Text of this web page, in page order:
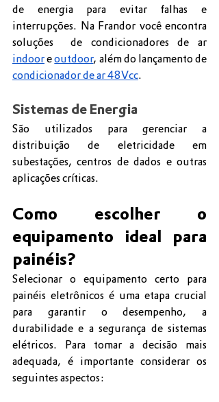
de energia para evitar falhas e
interrupções. Na Frandor você encontra
indoor e outdoor
condicionador de ar 48Vcc.
Sistemas de Energia
São utilizados para gerenciar a
distribuição de eletricidade em
subestações, centros de dados e outras
aplicações críticas.
Como escolher o
equipamento ideal para
painéis?
Selecionar o equipamento certo para
painéis eletrônicos é uma etapa crucial
para garantir o desempenho, a
durabilidade e a segurança de sistemas
elétricos. Para tomar a decisão mais
adequada, é importante considerar os
seguintes aspectos: